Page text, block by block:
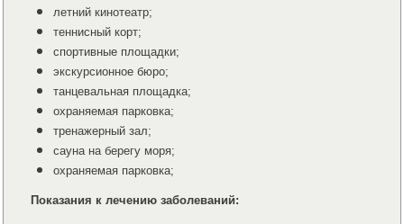
летний кинотеатр;
теннисный корт;
спортивные площадки;
экскурсионное бюро;
танцевальная площадка;
охраняемая парковка;
тренажерный зал;
сауна на берегу моря;
охраняемая парковка;
Показания к лечению заболеваний: